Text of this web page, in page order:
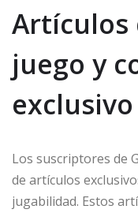
Artículos
juego y
Los suscriptores de
de artículos
jugabilidad. Estos